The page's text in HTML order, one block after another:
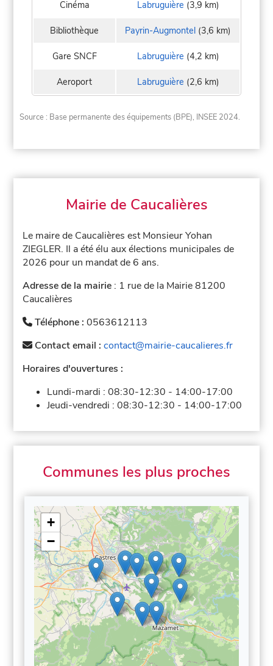
Cinéma Labruguière (3,9 km)
Bibliothèque Payrin-Augmontel (3,6 km)
Gare SNCF Labruguière (4,2 km)
Aeroport Labruguière (2,6 km)
Source : Base permanente des équipements (BPE), INSEE 2024.
Mairie de Caucalières
Le maire de Caucalières est Monsieur Yohan
ZIEGLER. Il a été élu aux élections municipales de
2026 pour un mandat de 6 ans.
Adresse de la mairie : 1 rue de la Mairie 81200
Caucalières
Téléphone :0563612113
Contact email :contact@mairie-caucalieres.fr
Horaires d'ouvertures :
Lundi-mardi :08:30-12:30 - 14:00-17:00
Jeudi-vendredi :08:30-12:30 - 14:00-17:00
Communes les plus proches
+
−